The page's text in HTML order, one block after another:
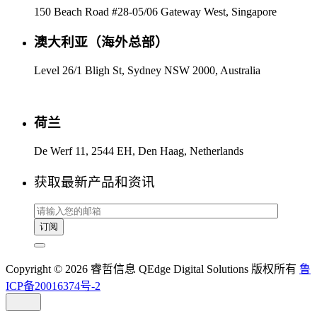
150 Beach Road #28-05/06 Gateway West, Singapore
澳大利亚（海外总部）
Level 26/1 Bligh St, Sydney NSW 2000, Australia
荷兰
De Werf 11, 2544 EH, Den Haag, Netherlands
获取最新产品和资讯
Copyright © 2026 睿哲信息 QEdge Digital Solutions 版权所有 鲁
ICP备20016374号-2